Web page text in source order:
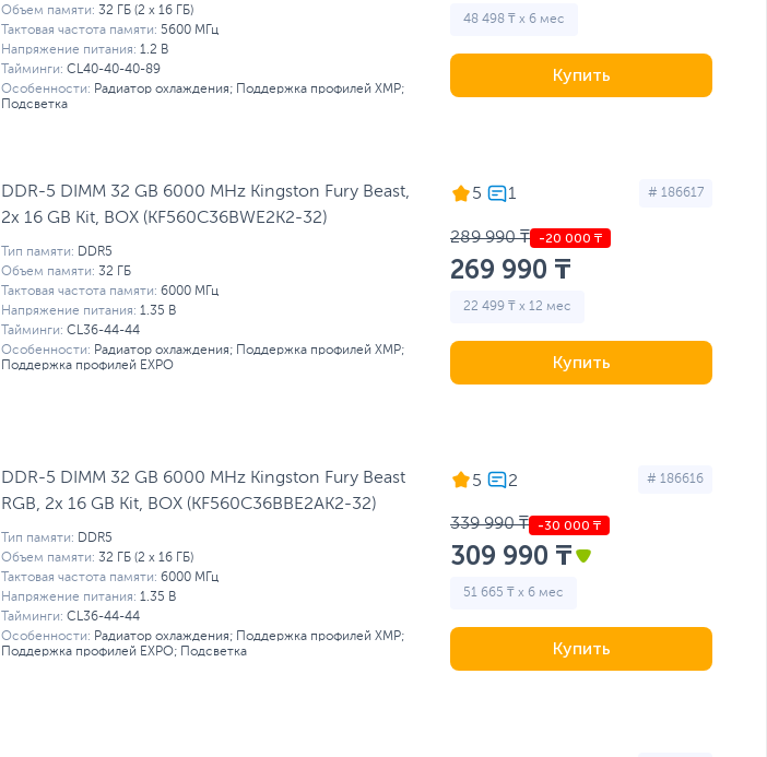
Объем памяти: 32 ГБ (2 x 16 ГБ)
Тактовая частота памяти: 5600 МГц
Напряжение питания: 1.2 В
Тайминги: CL40-40-40-89
Особенности: Радиатор охлаждения; Поддержка профилей XMP;
Подсветка
48 498 ₸ x 6 мес
Купить
DDR-5 DIMM 32 GB 6000 MHz Kingston Fury Beast,
2x 16 GB Kit, BOX (KF560C36BWE2K2-32)
Тип памяти: DDR5
Объем памяти: 32 ГБ
Тактовая частота памяти: 6000 МГц
Напряжение питания: 1.35 В
Тайминги: CL36-44-44
Особенности: Радиатор охлаждения; Поддержка профилей XMP;
Поддержка профилей EXPO
5 # 186617
289 990 ₸
269 990 ₸
22 499 ₸ x 12 мес
Купить
DDR-5 DIMM 32 GB 6000 MHz Kingston Fury Beast
RGB, 2x 16 GB Kit, BOX (KF560C36BBE2AK2-32)
Тип памяти: DDR5
Объем памяти: 32 ГБ (2 x 16 ГБ)
Тактовая частота памяти: 6000 МГц
Напряжение питания: 1.35 В
Тайминги: CL36-44-44
Особенности: Радиатор охлаждения; Поддержка профилей XMP;
Поддержка профилей EXPO; Подсветка
5 # 186616
339 990 ₸
309 990 ₸
51 665 ₸ x 6 мес
Купить